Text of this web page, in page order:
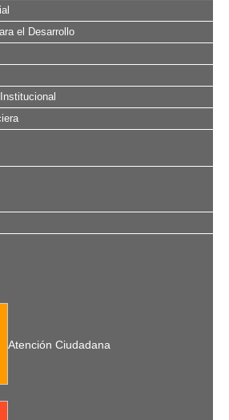
el Desarrollo
Atención Ciudadana